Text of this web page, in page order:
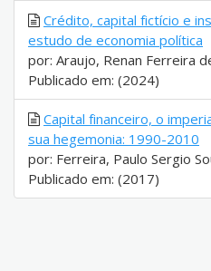
Crédito, capital fictício e
estudo de economia política
por: Araujo, Renan Ferreira
Publicado em: (2024)
Capital financeiro, o
sua hegemonia: 1990-2010
por: Ferreira, Paulo Sergio
Publicado em: (2017)